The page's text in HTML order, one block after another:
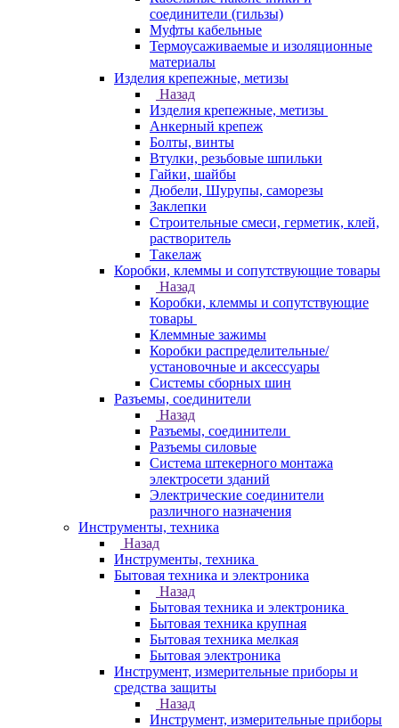
соединители (гильзы)
Муфты кабельные
Термоусаживаемые и изоляционные
материалы
Изделия крепежные, метизы
Назад
Изделия крепежные, метизы
Анкерный крепеж
Болты, винты
Втулки, резьбовые шпильки
Гайки, шайбы
Дюбели, Шурупы, саморезы
Заклепки
Строительные смеси, герметик, клей,
растворитель
Такелаж
Коробки, клеммы и сопутствующие товары
Назад
Коробки, клеммы и сопутствующие
товары
Клеммные зажимы
Коробки распределительные/
установочные и аксессуары
Системы сборных шин
Разъемы, соединители
Назад
Разъемы, соединители
Разъемы силовые
Система штекерного монтажа
электросети зданий
Электрические соединители
различного назначения
Инструменты, техника
Назад
Инструменты, техника
Бытовая техника и электроника
Назад
Бытовая техника и электроника
Бытовая техника крупная
Бытовая техника мелкая
Бытовая электроника
Инструмент, измерительные приборы и
средства защиты
Назад
Инструмент, измерительные приборы